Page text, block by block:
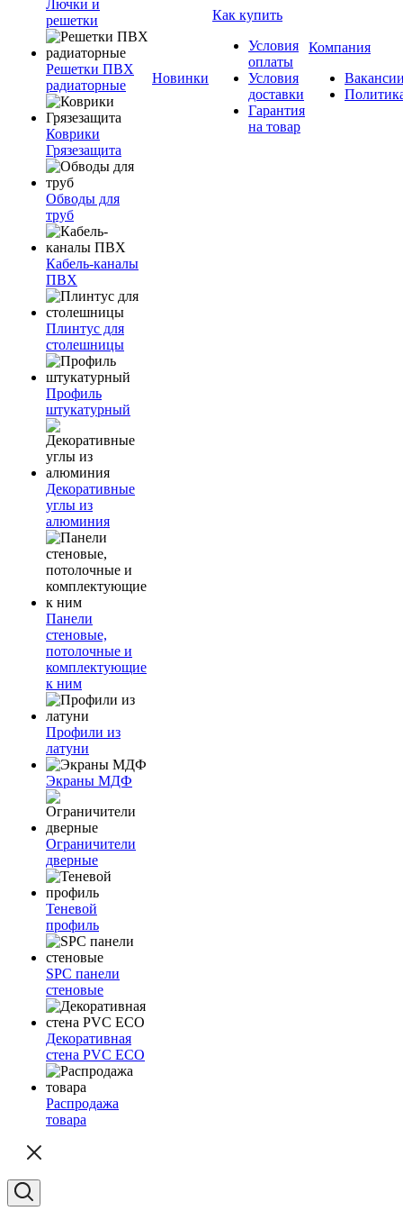
Лючки и
решетки
Решетки ПВХ
радиаторные
Коврики
Грязезащита
Обводы для
труб
Кабель-каналы
ПВХ
Плинтус для
столешницы
Профиль
штукатурный
Декоративные
углы из
алюминия
Панели
стеновые,
потолочные и
комплектующие
к ним
Профили из
латуни
Экраны МДФ
Ограничители
дверные
Теневой
профиль
SPC панели
стеновые
Декоративная
стена PVC ECO
Распродажа
товара
Новинки
Как купить
Условия
оплаты
Условия
доставки
Гарантия
на товар
Компания